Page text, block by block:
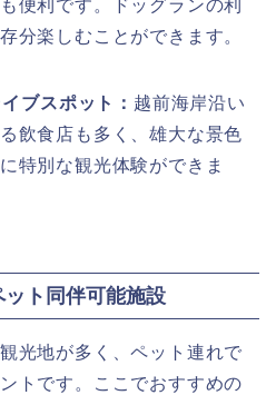
便利です。ドッグランの利
分楽しむことができます。
ブスポット： 越前海岸沿い
飲食店も多く、雄大な景色
特別な観光体験ができま
ト同伴可能施設
光地が多く、ペット連れで
トです。ここでおすすめの